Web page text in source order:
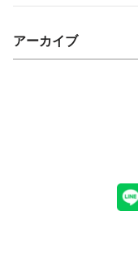
アーカイブ